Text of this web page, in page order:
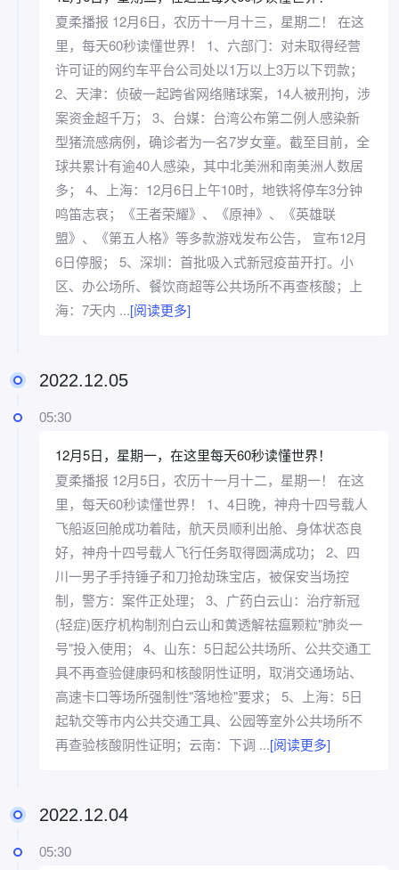
夏柔播报 12月6日，农历十一月十三，星期二！ 在这
里，每天60秒读懂世界！ 1、六部门：对未取得经营
许可证的网约车平台公司处以1万以上3万以下罚款；
2、天津：侦破一起跨省网络赌球案，14人被刑拘，涉
案资金超千万； 3、台媒：台湾公布第二例人感染新
型猪流感病例，确诊者为一名7岁女童。截至目前，全
球共累计有逾40人感染，其中北美洲和南美洲人数居
多； 4、上海：12月6日上午10时，地铁将停车3分钟
鸣笛志哀；《王者荣耀》、《原神》、《英雄联
盟》、《第五人格》等多款游戏发布公告， 宣布12月
6日停服； 5、深圳：首批吸入式新冠疫苗开打。小
区、办公场所、餐饮商超等公共场所不再查核酸；上
海：7天内 ...[阅读更多]
2022.12.05
05:30
12月5日，星期一，在这里每天60秒读懂世界！
夏柔播报 12月5日，农历十一月十二，星期一！ 在这
里，每天60秒读懂世界！ 1、4日晚，神舟十四号载人
飞船返回舱成功着陆，航天员顺利出舱、身体状态良
好，神舟十四号载人飞行任务取得圆满成功； 2、四
川一男子手持锤子和刀抢劫珠宝店，被保安当场控
制，警方：案件正处理； 3、广药白云山：治疗新冠
(轻症)医疗机构制剂白云山和黄透解祛瘟颗粒"肺炎一
号"投入使用； 4、山东：5日起公共场所、公共交通工
具不再查验健康码和核酸阴性证明，取消交通场站、
高速卡口等场所强制性"落地检"要求； 5、上海：5日
起轨交等市内公共交通工具、公园等室外公共场所不
再查验核酸阴性证明；云南：下调 ...[阅读更多]
2022.12.04
05:30